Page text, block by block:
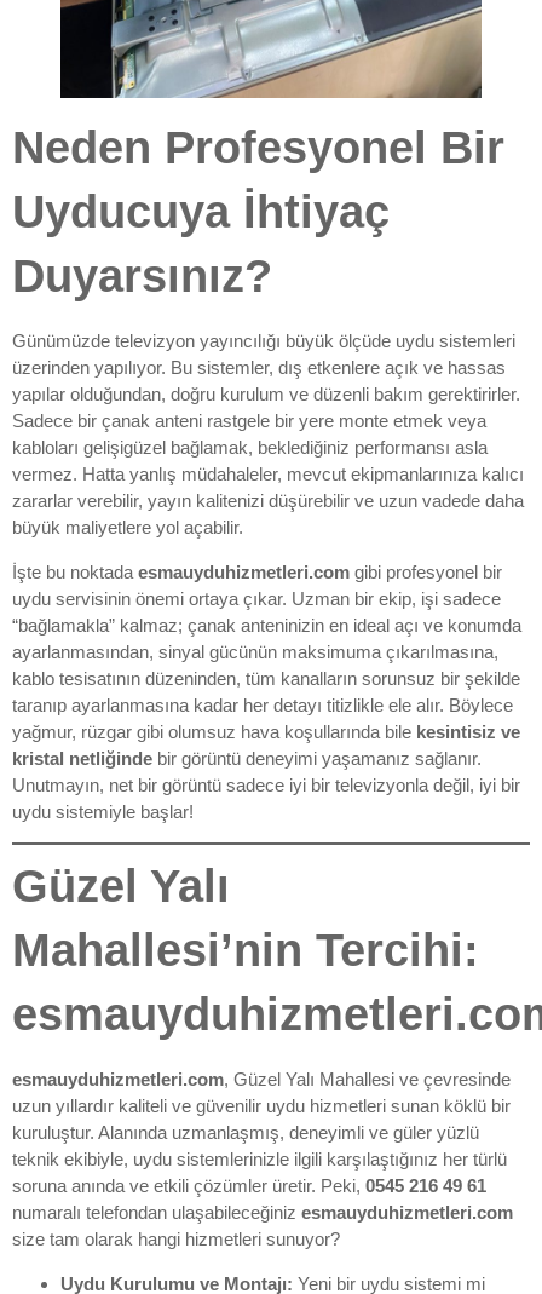
Neden Profesyonel Bir
Uyducuya İhtiyaç
Duyarsınız?
Günümüzde televizyon yayıncılığı büyük ölçüde uydu sistemleri
üzerinden yapılıyor. Bu sistemler, dış etkenlere açık ve hassas
yapılar olduğundan, doğru kurulum ve düzenli bakım gerektirirler.
Sadece bir çanak anteni rastgele bir yere monte etmek veya
kabloları gelişigüzel bağlamak, beklediğiniz performansı asla
vermez. Hatta yanlış müdahaleler, mevcut ekipmanlarınıza kalıcı
zararlar verebilir, yayın kalitenizi düşürebilir ve uzun vadede daha
büyük maliyetlere yol açabilir.
İşte bu noktada esmauyduhizmetleri.com gibi profesyonel bir
uydu servisinin önemi ortaya çıkar. Uzman bir ekip, işi sadece
“bağlamakla” kalmaz; çanak anteninizin en ideal açı ve konumda
ayarlanmasından, sinyal gücünün maksimuma çıkarılmasına,
kablo tesisatının düzeninden, tüm kanalların sorunsuz bir şekilde
taranıp ayarlanmasına kadar her detayı titizlikle ele alır. Böylece
yağmur, rüzgar gibi olumsuz hava koşullarında bile kesintisiz ve
kristal netliğinde bir görüntü deneyimi yaşamanız sağlanır.
Unutmayın, net bir görüntü sadece iyi bir televizyonla değil, iyi bir
uydu sistemiyle başlar!
Güzel Yalı
Mahallesi’nin Tercihi:
esmauyduhizmetleri.com, Güzel Yalı Mahallesi ve çevresinde
uzun yıllardır kaliteli ve güvenilir uydu hizmetleri sunan köklü bir
kuruluştur. Alanında uzmanlaşmış, deneyimli ve güler yüzlü
teknik ekibiyle, uydu sistemlerinizle ilgili karşılaştığınız her türlü
soruna anında ve etkili çözümler üretir. Peki, 0545 216 49 61
numaralı telefondan ulaşabileceğiniz esmauyduhizmetleri.com
size tam olarak hangi hizmetleri sunuyor?
Uydu Kurulumu ve Montajı: Yeni bir uydu sistemi mi